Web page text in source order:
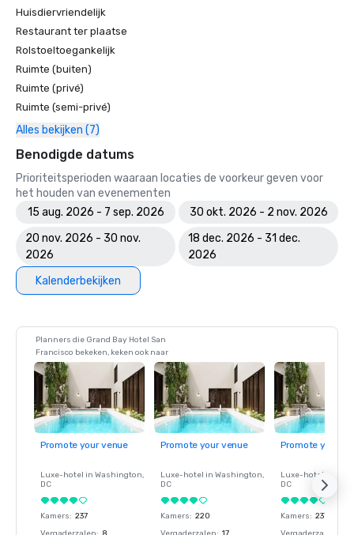
Huisdiervriendelijk
Restaurant ter plaatse
Rolstoeltoegankelijk
Ruimte (buiten)
Ruimte (privé)
Ruimte (semi-privé)
Alles bekijken (7)
Benodigde datums
Prioriteitsperioden waaraan locaties de voorkeur geven voor
het houden van evenementen
15 aug. 2026 - 7 sep. 2026
30 okt. 2026 - 2 nov. 2026
20 nov. 2026 - 30 nov.
2026
18 dec. 2026 - 31 dec.
2026
Kalenderbekijken
Planners die Grand Bay Hotel San
Francisco bekeken, keken ook naar
Promote your venue
Luxe-hotel in Washington,
DC
Kamers: 237
Promote your venue
Luxe-hotel in Washington,
DC
Kamers: 220
Promote your
Luxe-hotel in
DC
Kamers: 237